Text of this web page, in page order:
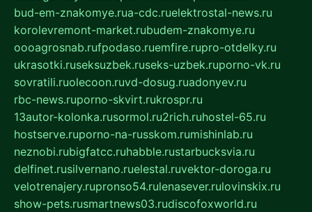
bud-em-znakomye.rua-cdc.ruelektrostal-news.ru
korolevremont-market.rubudem-znakomye.ru
oooagrosnab.rufpodaso.ruemfire.rupro-otdelky.ru
ukrasotki.ruseksuzbek.ruseks-uzbek.ruporno-vk.ru
sovratili.ruolecoon.ruvd-dosug.ruadonyev.ru
rbc-news.ruporno-skvirt.rukrospr.ru
13autor-kolonka.rusormol.ru2rich.ruhostel-65.ru
hostserve.ruporno-na-russkom.rumishinlab.ru
neznobi.rubigfatcc.ruhabble.rustarbucksvia.ru
delfinet.rusilvernano.ruelestal.ruvektor-doroga.ru
velotrenajery.rupronso54.rulenasever.rulovinskix.ru
show-pets.rusmartnews03.rudiscofoxworld.ru